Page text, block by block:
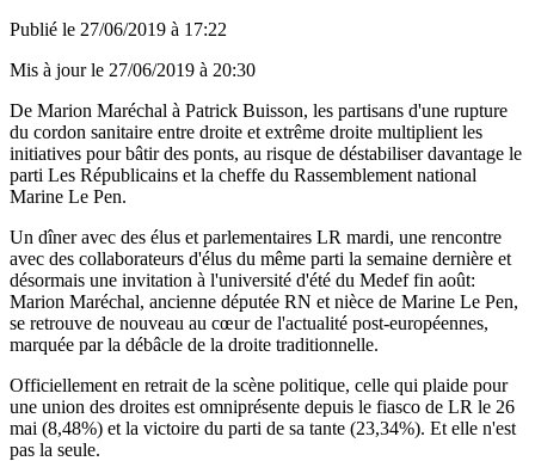
Publié le 27/06/2019 à 17:22
Mis à jour le 27/06/2019 à 20:30
De Marion Maréchal à Patrick Buisson, les partisans d'une rupture
du cordon sanitaire entre droite et extrême droite multiplient les
initiatives pour bâtir des ponts, au risque de déstabiliser davantage le
parti Les Républicains et la cheffe du Rassemblement national
Marine Le Pen.
Un dîner avec des élus et parlementaires LR mardi, une rencontre
avec des collaborateurs d'élus du même parti la semaine dernière et
désormais une invitation à l'université d'été du Medef fin août:
Marion Maréchal, ancienne députée RN et nièce de Marine Le Pen,
se retrouve de nouveau au cœur de l'actualité post-européennes,
marquée par la débâcle de la droite traditionnelle.
Officiellement en retrait de la scène politique, celle qui plaide pour
une union des droites est omniprésente depuis le fiasco de LR le 26
mai (8,48%) et la victoire du parti de sa tante (23,34%). Et elle n'est
pas la seule.